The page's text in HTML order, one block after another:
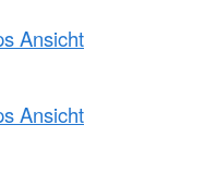
Ansicht
Ansicht